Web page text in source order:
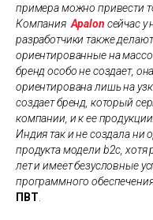
примера можно привести
Компания Apalon сейчас у
разработчики также
ориентированные на
бренд особо не создает,
ориентирована лишь на
создает бренд, который
компании, и к ее
Индия так и не создала ни
продукта модели b2c, хотя
лет и имеет безусловные
программного
ПВТ